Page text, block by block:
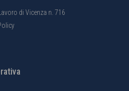
di Vicenza n. 716